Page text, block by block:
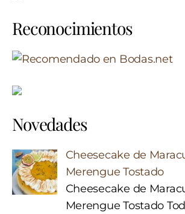
Reconocimientos
Novedades
Cheesecake de
Merengue Tostado
Cheesecake de
Merengue Tostado